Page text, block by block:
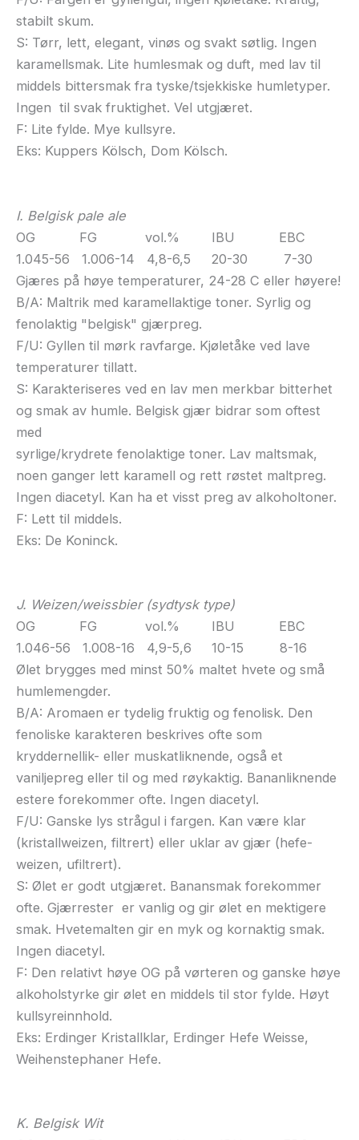
stabilt skum.
S: Tørr, lett, elegant, vinøs og svakt søtlig. Ingen
karamellsmak. Lite humlesmak og duft, med lav til
middels bittersmak fra tyske/tsjekkiske humletyper.
Ingen til svak fruktighet. Vel utgjæret.
F: Lite fylde. Mye kullsyre.
Eks: Kuppers Kölsch, Dom Kölsch.
I. Belgisk pale ale
OG FG vol.% IBU EBC
1.045-56 1.006-14 4,8-6,5 20-30 7-30
Gjæres på høye temperaturer, 24-28 C eller høyere!
B/A: Maltrik med karamellaktige toner. Syrlig og
fenolaktig "belgisk" gjærpreg.
F/U: Gyllen til mørk ravfarge. Kjøletåke ved lave
temperaturer tillatt.
S: Karakteriseres ved en lav men merkbar bitterhet
og smak av humle. Belgisk gjær bidrar som oftest
med
syrlige/krydrete fenolaktige toner. Lav maltsmak,
noen ganger lett karamell og rett røstet maltpreg.
Ingen diacetyl. Kan ha et visst preg av alkoholtoner.
F: Lett til middels.
Eks: De Koninck.
J. Weizen/weissbier (sydtysk type)
OG FG vol.% IBU EBC
1.046-56 1.008-16 4,9-5,6 10-15 8-16
Ølet brygges med minst 50% maltet hvete og små
humlemengder.
B/A: Aromaen er tydelig fruktig og fenolisk. Den
fenoliske karakteren beskrives ofte som
kryddernellik- eller muskatliknende, også et
vaniljepreg eller til og med røykaktig. Bananliknende
estere forekommer ofte. Ingen diacetyl.
F/U: Ganske lys strågul i fargen. Kan være klar
(kristallweizen, filtrert) eller uklar av gjær (hefe-
weizen, ufiltrert).
S: Ølet er godt utgjæret. Banansmak forekommer
ofte. Gjærrester er vanlig og gir ølet en mektigere
smak. Hvetemalten gir en myk og kornaktig smak.
Ingen diacetyl.
F: Den relativt høye OG på vørteren og ganske høye
alkoholstyrke gir ølet en middels til stor fylde. Høyt
kullsyreinnhold.
Eks: Erdinger Kristallklar, Erdinger Hefe Weisse,
Weihenstephaner Hefe.
K. Belgisk Wit